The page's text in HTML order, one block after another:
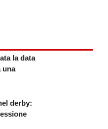
la data
una
derby: